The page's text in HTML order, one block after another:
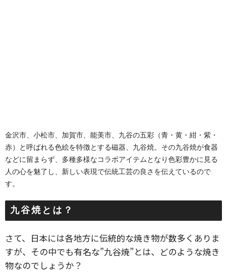
金沢市、小松市、加賀市、能美市、九谷の五彩（青・黄・紺・紫・
赤）と呼ばれる色絵を特徴とする磁器、九谷焼。その九谷焼が食器
などに留まらず、多種多様なコラボアイテムとなり色彩豊かに見る
人の心を魅了し、新しい表現で伝統工芸の良さを伝えているので
す。
九谷焼とは？
さて、日本には各地方に伝統的な焼き物が数多くありま
すが、その中でも有名な”九谷焼”とは、どのような焼き
物なのでしょうか？